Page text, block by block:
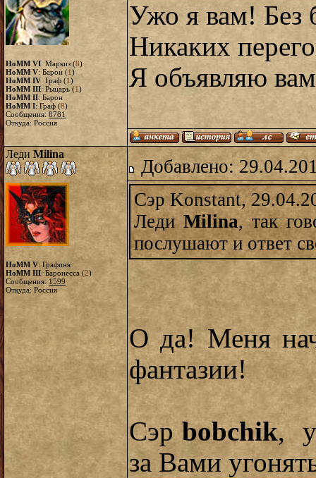
HoMM VI: Маркиз (8)
HoMM V: Барон (1)
HoMM IV: Граф (1)
HoMM III: Рыцарь (1)
HoMM II: Барон
HoMM I: Граф (8)
Сообщения: 8781
Откуда: Россия
Ужо я вам! Без
Никаких
Я объявляю
Леди Milina
HoMM V: Графиня
HoMM III: Баронесса (2)
Сообщения: 1599
Откуда: Россия
Добавлено:
Сэр Konstant,
Леди Milina, так
послушают и ответ
О да! Меня
фантазии!
Сэрbobchik, у
за Вами